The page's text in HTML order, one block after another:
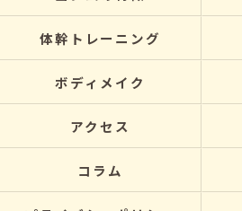
体幹トレーニング
ボディメイク
アクセス
コラム